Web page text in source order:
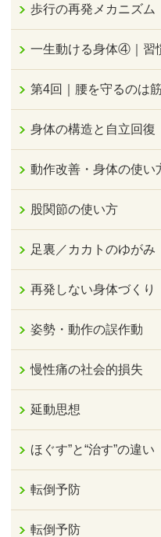
歩行の再発メカニズム
一生動ける身体④｜習
第4回｜腰を守るのは
身体の構造と自立回復
動作改善・身体の使い
股関節の使い方
足裏／カカトのゆがみ
再発しない身体づくり
姿勢・動作の誤作動
慢性痛の社会的損失
延動思想
ほぐす”と“治す”の違い
転倒予防
転倒予防